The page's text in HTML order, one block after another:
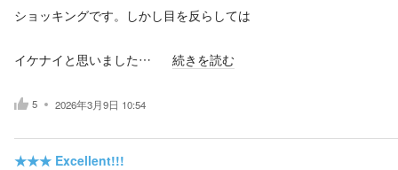
ショッキングです。しかし目を反らしては
イケナイと思いました… 続きを読む
5 2026年3月9日 10:54
★★★ Excellent!!!